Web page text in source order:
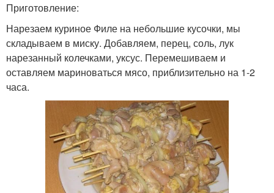
Приготовление:
Нарезаем куриное Филе на небольшие кусочки, мы
складываем в миску. Добавляем, перец, соль, лук
нарезанный колечками, уксус. Перемешиваем и
оставляем мариноваться мясо, приблизительно на 1-2
часа.